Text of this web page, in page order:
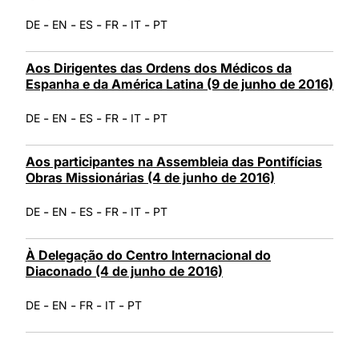
DE - EN - ES - FR - IT - PT
Aos Dirigentes das Ordens dos Médicos da
Espanha e da América Latina (9 de junho de 2016)
DE - EN - ES - FR - IT - PT
Aos participantes na Assembleia das Pontifícias
Obras Missionárias (4 de junho de 2016)
DE - EN - ES - FR - IT - PT
À Delegação do Centro Internacional do
Diaconado (4 de junho de 2016)
DE - EN - FR - IT - PT